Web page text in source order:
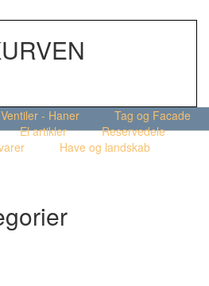
Ventiler - Haner
Tag og Facade
El artikler
Reservedele
Have og landskab